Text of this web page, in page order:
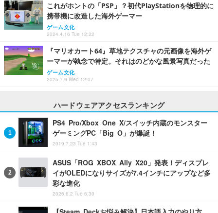
これがホントの「PSP」？初代PlayStationを物理的に
携帯機に改造した海外ゲーマー
ゲーム文化
2024.4.16 Tue 12:22
『マリオカート64』草地テクスチャの元画像を海外ゲ
ーマーが執念で特定。それはのどかな風景写真だった
ゲーム文化
2025.7.9 Wed 12:07
ハードウェアアクセスランキング
PS4 Pro/Xbox One X/スイッチ内蔵のモンスター
ゲーミングPC「Big O」が爆誕！
2019.7.23 Tue 1:43
ASUS「ROG XBOX Ally X20」発表！ディスプレ
イがOLEDになりサイズが7.4インチにアップなど多
彩な進化
2026.6.2 Tue 6:30
【Steam Deckお悩み解決】日本語入力のやり方